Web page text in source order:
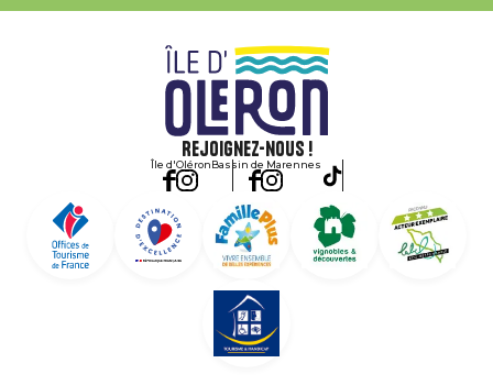
Rejoignez-nous !
Île d'OléronBassin de Marennes